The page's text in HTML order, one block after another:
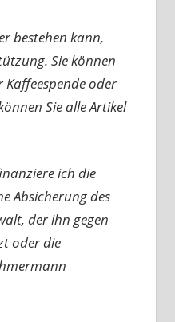
bestehen kann,
Sie können
oder
Sie alle Artikel
ich die
Absicherung des
der ihn gegen
oder die